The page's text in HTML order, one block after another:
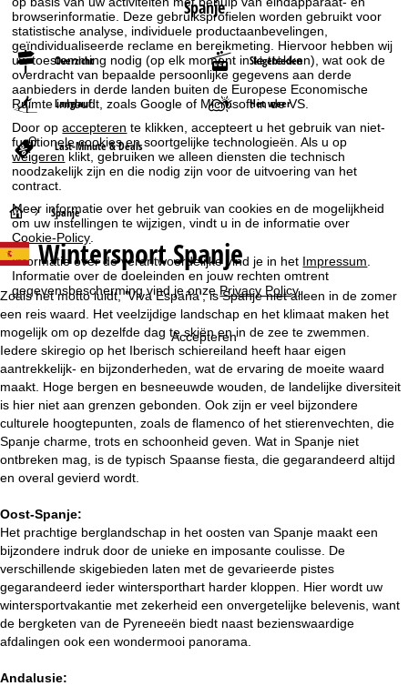
browserinformatie. Deze gebruiksprofielen worden gebruikt voor
statistische analyse, individuele productaanbevelingen,
geïndividualiseerde reclame en bereikmeting. Hiervoor hebben wij
uw toestemming nodig (op elk moment in te trekken), wat ook de
overdracht van bepaalde persoonlijke gegevens aan derde
aanbieders in derde landen buiten de Europese Economische
Ruimte inhoudt, zoals Google of Microsoft in de VS.
Door opaccepteren te klikken, accepteert u het gebruik van niet-
functionele cookies en soortgelijke technologieën. Als u op
weigeren klikt, gebruiken we alleen diensten die technisch
noodzakelijk zijn en die nodig zijn voor de uitvoering van het
contract.
Meer informatie over het gebruik van cookies en de mogelijkheid
om uw instellingen te wijzigen, vindt u in de informatie over
Cookie-Policy
Informatie over de verantwoordelijke vind je in het Impressum
Informatie over de doeleinden en jouw rechten omtrent
gegevensbescherming vind je onze Privacy Policy.
Accepteren
Spanje
Overzicht Skigebieden
Langlauf Het weer
Last-Minute & Deals
S
t
a
r
a
i
n
a
Spanje
WintersportSpanje
Zoals het motto luidt, 'Viva España', is Spanje niet alleen in de zomer
een reis waard. Het veelzijdige landschap en het klimaat maken het
mogelijk om op dezelfde dag te skiën en in de zee te zwemmen.
Iedere skiregio op het Iberisch schiereiland heeft haar eigen
aantrekkelijk- en bijzonderheden, wat de ervaring de moeite waard
maakt. Hoge bergen en besneeuwde wouden, de landelijke diversiteit
is hier niet aan grenzen gebonden. Ook zijn er veel bijzondere
culturele hoogtepunten, zoals de flamenco of het stierenvechten, die
Spanje charme, trots en schoonheid geven. Wat in Spanje niet
ontbreken mag, is de typisch Spaanse fiesta, die gegarandeerd altijd
en overal gevierd wordt.
Oost-Spanje:
Het prachtige berglandschap in het oosten van Spanje maakt een
bijzondere indruk door de unieke en imposante coulisse. De
verschillende skigebieden laten met de gevarieerde pistes
gegarandeerd ieder wintersporthart harder kloppen. Hier wordt uw
wintersportvakantie met zekerheid een onvergetelijke belevenis, want
de bergketen van de Pyreneeën biedt naast bezienswaardige
afdalingen ook een wondermooi panorama.
Andalusie: